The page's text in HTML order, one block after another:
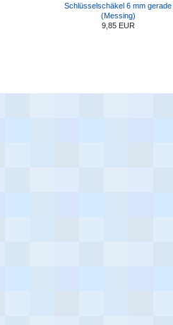
Schlüsselschäkel 6 mm gerade
(Messing)
9,85 EUR